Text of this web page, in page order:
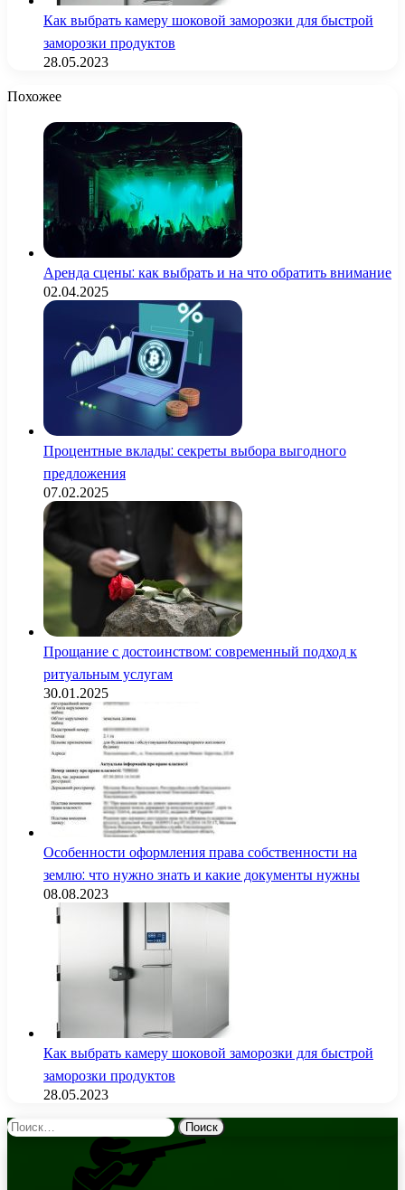
Как выбрать камеру шоковой заморозки для быстрой
заморозки продуктов
28.05.2023
Похожее
Аренда сцены: как выбрать и на что обратить внимание
02.04.2025
Процентные вклады: секреты выбора выгодного
предложения
07.02.2025
Прощание с достоинством: современный подход к
ритуальным услугам
30.01.2025
Особенности оформления права собственности на
землю: что нужно знать и какие документы нужны
08.08.2023
Как выбрать камеру шоковой заморозки для быстрой
заморозки продуктов
28.05.2023
Найти: